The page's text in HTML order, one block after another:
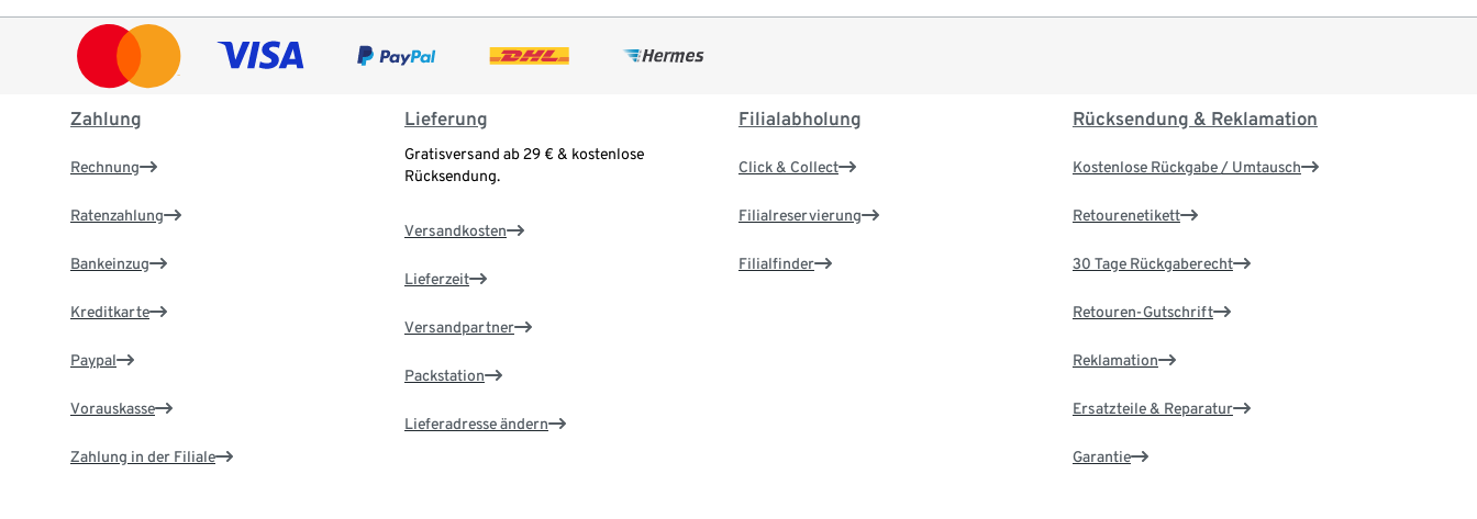
Zahlung
Rechnung
Ratenzahlung
Bankeinzug
Kreditkarte
Paypal
Vorauskasse
Zahlung in der Filiale
Lieferung
Gratisversand ab 29 € & kostenlose
Rücksendung.
Versandkosten
Lieferzeit
Versandpartner
Packstation
Lieferadresse ändern
Filialabholung
Click & Collect
Filialreservierung
Filialfinder
Rücksendung & Reklamation
Kostenlose Rückgabe / Umtausch
Retourenetikett
30 Tage Rückgaberecht
Retouren-Gutschrift
Reklamation
Ersatzteile & Reparatur
Garantie